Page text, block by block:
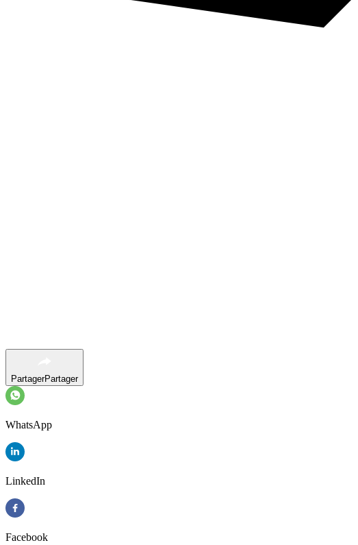
PartagerPartager
WhatsApp
LinkedIn
Facebook